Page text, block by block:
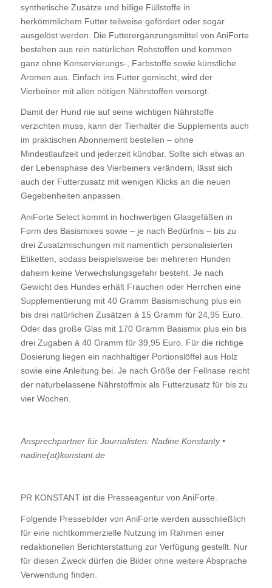
synthetische Zusätze und billige Füllstoffe in
herkömmlichem Futter teilweise gefördert oder sogar
ausgelöst werden. Die Futterergänzungsmittel von AniForte
bestehen aus rein natürlichen Rohstoffen und kommen
ganz ohne Konservierungs-, Farbstoffe sowie künstliche
Aromen aus. Einfach ins Futter gemischt, wird der
Vierbeiner mit allen nötigen Nährstoffen versorgt.
Damit der Hund nie auf seine wichtigen Nährstoffe
verzichten muss, kann der Tierhalter die Supplements auch
im praktischen Abonnement bestellen – ohne
Mindestlaufzeit und jederzeit kündbar. Sollte sich etwas an
der Lebensphase des Vierbeiners verändern, lässt sich
auch der Futterzusatz mit wenigen Klicks an die neuen
Gegebenheiten anpassen.
AniForte Select kommt in hochwertigen Glasgefäßen in
Form des Basismixes sowie – je nach Bedürfnis – bis zu
drei Zusatzmischungen mit namentlich personalisierten
Etiketten, sodass beispielsweise bei mehreren Hunden
daheim keine Verwechslungsgefahr besteht. Je nach
Gewicht des Hundes erhält Frauchen oder Herrchen eine
Supplementierung mit 40 Gramm Basismischung plus ein
bis drei natürlichen Zusätzen à 15 Gramm für 24,95 Euro.
Oder das große Glas mit 170 Gramm Basismix plus ein bis
drei Zugaben à 40 Gramm für 39,95 Euro. Für die richtige
Dosierung liegen ein nachhaltiger Portionslöffel aus Holz
sowie eine Anleitung bei. Je nach Größe der Fellnase reicht
der naturbelassene Nährstoffmix als Futterzusatz für bis zu
vier Wochen.
Ansprechpartner für Journalisten: Nadine Konstanty •
nadine(at)konstant.de
PR KONSTANT ist die Presseagentur von AniForte.
Folgende Pressebilder von AniForte werden ausschließlich
für eine nichtkommerzielle Nutzung im Rahmen einer
redaktionellen Berichterstattung zur Verfügung gestellt. Nur
für diesen Zweck dürfen die Bilder ohne weitere Absprache
Verwendung finden.